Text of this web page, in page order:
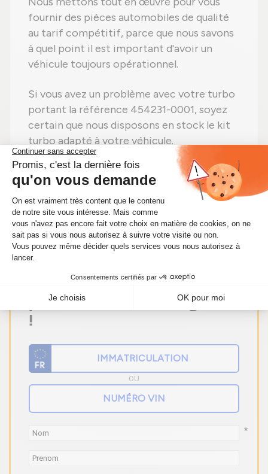
fournir des pièces automobiles de qualité
au tarif compétitif, parce que nous savons
à quel point il est important d'avoir un
véhicule toujours opérationnel.
Si vous avez un problème avec votre turbo
portant la référence 454231-0001, soyez
certain que nous disposons en stock le kit
turbo adapté à votre véhicule.
Ne perdez plus de temps ! Si vous avez
besoin d'un kit turbo 454231-0001,
achetez-le sans hésiter sur Alsapièces.
Vous ne trouvez pas votre
pièce ? Faites un devis gratuit
!
OU
*